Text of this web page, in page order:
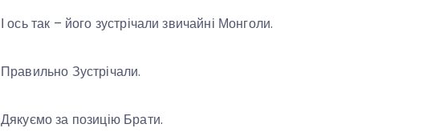
І ось так – його зустрічали звичайні Монголи.
Правильно Зустрічали.
Дякуємо за позицію Брати.